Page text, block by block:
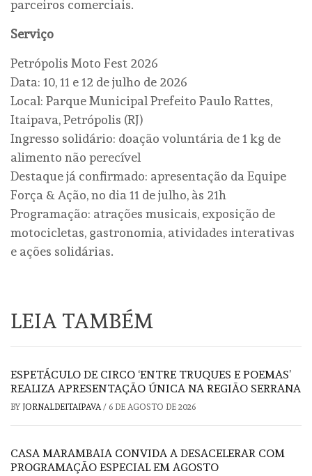
parceiros comerciais.
Serviço
Petrópolis Moto Fest 2026
Data: 10, 11 e 12 de julho de 2026
Local: Parque Municipal Prefeito Paulo Rattes,
Itaipava, Petrópolis (RJ)
Ingresso solidário: doação voluntária de 1 kg de
alimento não perecível
Destaque já confirmado: apresentação da Equipe
Força & Ação, no dia 11 de julho, às 21h
Programação: atrações musicais, exposição de
motocicletas, gastronomia, atividades interativas
e ações solidárias.
LEIA TAMBÉM
ESPETÁCULO DE CIRCO ‘ENTRE TRUQUES E POEMAS’
REALIZA APRESENTAÇÃO ÚNICA NA REGIÃO SERRANA
BY JORNALDEITAIPAVA/ 6 DE AGOSTO DE 2026
CASA MARAMBAIA CONVIDA A DESACELERAR COM
PROGRAMAÇÃO ESPECIAL EM AGOSTO